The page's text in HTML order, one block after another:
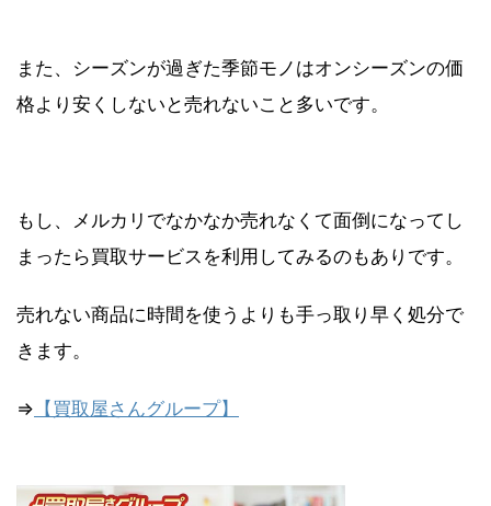
また、シーズンが過ぎた季節モノはオンシーズンの価
格より安くしないと売れないこと多いです。
もし、メルカリでなかなか売れなくて面倒になってし
まったら買取サービスを利用してみるのもありです。
売れない商品に時間を使うよりも手っ取り早く処分で
きます。
⇒ 【買取屋さんグループ】